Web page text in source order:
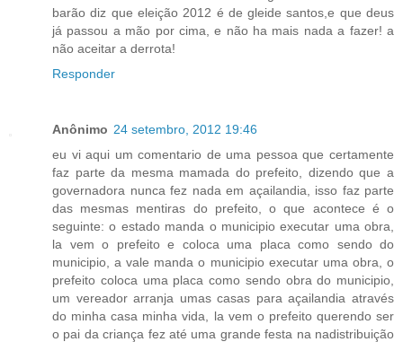
barão diz que eleição 2012 é de gleide santos,e que deus
já passou a mão por cima, e não ha mais nada a fazer! a
não aceitar a derrota!
Responder
Anônimo 24 setembro, 2012 19:46
eu vi aqui um comentario de uma pessoa que certamente
faz parte da mesma mamada do prefeito, dizendo que a
governadora nunca fez nada em açailandia, isso faz parte
das mesmas mentiras do prefeito, o que acontece é o
seguinte: o estado manda o municipio executar uma obra,
la vem o prefeito e coloca uma placa como sendo do
municipio, a vale manda o municipio executar uma obra, o
prefeito coloca uma placa como sendo obra do municipio,
um vereador arranja umas casas para açailandia através
do minha casa minha vida, la vem o prefeito querendo ser
o pai da criança fez até uma grande festa na nadistribuição